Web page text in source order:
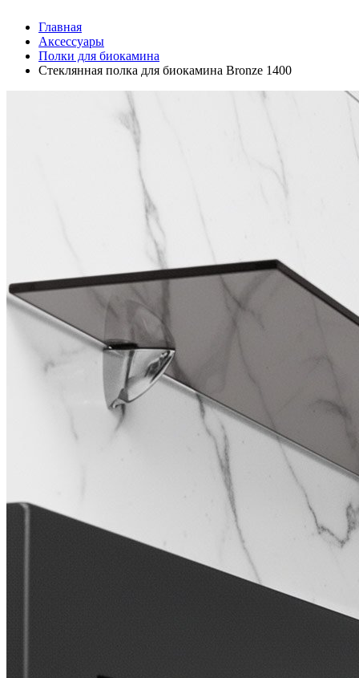
Главная
Аксессуары
Полки для биокамина
Стеклянная полка для биокамина Bronze 1400